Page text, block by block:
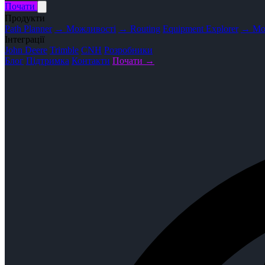
Почати
Продукти
Path Planner → Можливості → Routing Equipment Explorer →
Інтеграції
John Deere Trimble CNH Розробники
Блог Підтримка Контакти Почати →